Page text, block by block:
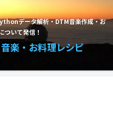
データ解析・DTM音楽作成・お
ついて発信！
楽・お料理レシピ